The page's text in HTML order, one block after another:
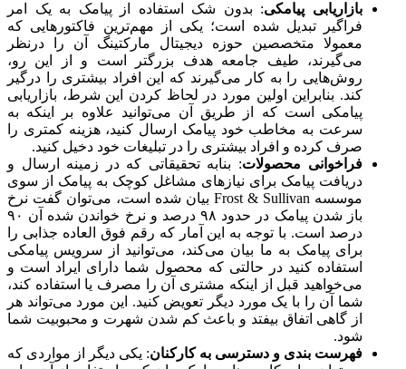
بازاریابی پیامکی: بدون شک استفاده از پیامک به یک امر
فراگیر تبدیل شده است؛ یکی از مهم‌ترین فاکتورهایی که
معمولا متخصصین حوزه دیجیتال مارکتینگ آن را درنظر
می‌گیرند، طیف جامعه هدف بزرگتر است و از این رو،
روش‌هایی را به کار می‌گیرند که این افراد بیشتری را درگیر
کند. بنابراین اولین مورد در لحاظ کردن این شرط، بازاریابی
پیامکی است که از طریق آن می‌توانید علاوه بر اینکه به
سرعت به مخاطب خود پیامک ارسال کنید، هزینه کمتری را
صرف کرده و افراد بیشتری را در تبلیغات خود دخیل کنید.
فراخوانی محصولات: بنابه تحقیقاتی که در زمینه ارسال و
دریافت پیامک برای نیازهای مشاغل کوچک به پیامک از سوی
موسسه Frost & Sullivan بیان شده است، می‌توان گفت نرخ
باز شدن پیامک در حدود ۹۸ درصد و نرخ خواندن شده آن ۹۰
درصد است. با توجه به این آمار که رقم فوق العاده جذابی را
برای پیامک به ما بیان می‌کند، می‌توانید از سرویس پیامکی
استفاده کنید در حالتی که محصول شما دارای ایراد است و
می‌خواهید قبل از اینکه مشتری آن را مصرف یا استفاده کند،
شما آن را با یک مورد دیگر تعویض کنید. این مورد می‌تواند هر
از گاهی اتفاق بیفتد و باعث کم شدن شهرت و محبوبیت شما
شود.
فهرست بندی و دسترسی به کارکنان: یکی دیگر از مواردی که